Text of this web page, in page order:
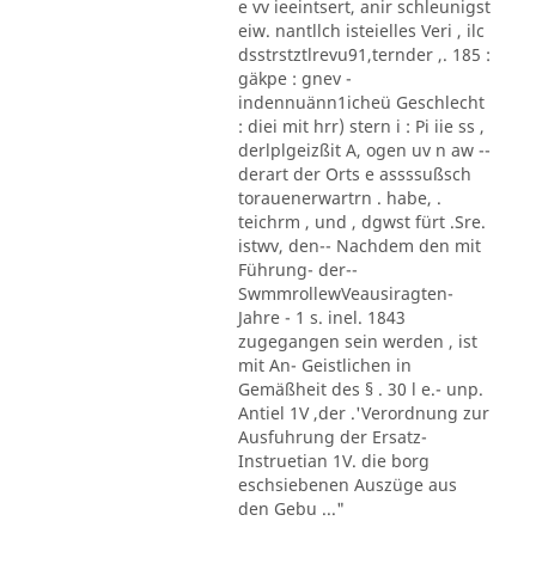
e vv ieeintsert, anir schleunigst
eiw. nantllch isteielles Veri , ilc
dsstrstztlrevu91,ternder ,. 185 :
gäkpe : gnev -
indennuänn1icheü Geschlecht
: diei mit hrr) stern i : Pi iie ss ,
derlplgeizßit A, ogen uv n aw --
derart der Orts e assssußsch
torauenerwartrn . habe, .
teichrm , und , dgwst fürt .Sre.
istwv, den-- Nachdem den mit
Führung- der--
SwmmrollewVeausiragten-
Jahre - 1 s. inel. 1843
zugegangen sein werden , ist
mit An- Geistlichen in
Gemäßheit des § . 30 l e.- unp.
Antiel 1V ,der .'Verordnung zur
Ausfuhrung der Ersatz-
Instruetian 1V. die borg
eschsiebenen Auszüge aus
den Gebu ..."